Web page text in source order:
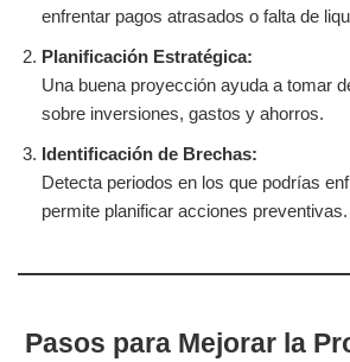
enfrentar pagos atrasados o falta de
Planificación Estratégica:
Una buena proyección ayuda a tomar
sobre inversiones, gastos y ahorros.
Identificación de Brechas:
Detecta periodos en los que podrías
permite planificar acciones preventivas.
Pasos para Mejorar la